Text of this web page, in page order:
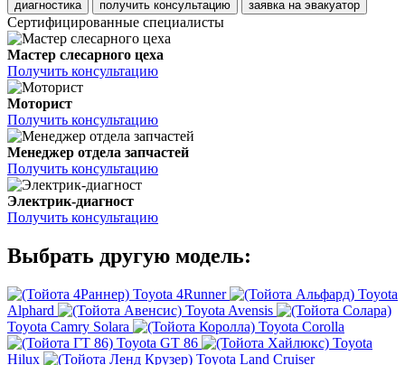
диагностика получить консультацию заявка на эвакуатор
Сертифицированные специалисты
Мастер слесарного цеха
Получить консультацию
Моторист
Получить консультацию
Менеджер отдела запчастей
Получить консультацию
Электрик-диагност
Получить консультацию
Выбрать другую модель:
Toyota 4Runner
Toyota
Alphard
Toyota Avensis
Toyota Camry Solara
Toyota Corolla
Toyota GT 86
Toyota
Hilux
Toyota Land Cruiser